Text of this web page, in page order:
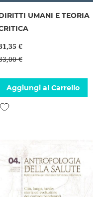
UMANI E TEORIA
€
€
Aggiungi al Carrello
Aggiungi alla lista desideri